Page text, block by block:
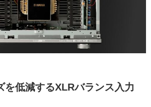
を低減するXLRバランス入力